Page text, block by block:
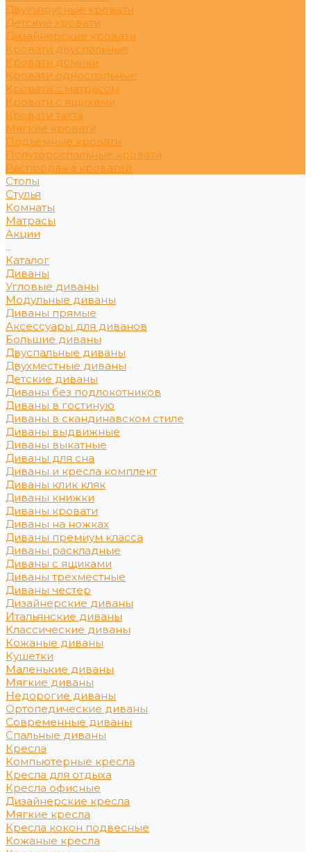
Двухъярусные кровати
Детские кровати
Дизайнерские кровати
Кровати двуспальные
Кровати домики
Кровати односпальные
Кровати с матрасом
Кровати с ящиками
Кровати тахта
Мягкие кровати
Подъемные кровати
Полутороспальные кровати
Распродажа кроватей
Столы
Стулья
Комнаты
Матрасы
Акции
...
Каталог
Диваны
Угловые диваны
Модульные диваны
Диваны прямые
Аксессуары для диванов
Большие диваны
Двуспальные диваны
Двухместные диваны
Детские диваны
Диваны без подлокотников
Диваны в гостиную
Диваны в скандинавском стиле
Диваны выдвижные
Диваны выкатные
Диваны для сна
Диваны и кресла комплект
Диваны клик кляк
Диваны книжки
Диваны кровати
Диваны на ножках
Диваны премиум класса
Диваны раскладные
Диваны с ящиками
Диваны трехместные
Диваны честер
Дизайнерские диваны
Итальянские диваны
Классические диваны
Кожаные диваны
Кушетки
Маленькие диваны
Мягкие диваны
Недорогие диваны
Ортопедические диваны
Современные диваны
Спальные диваны
Кресла
Компьютерные кресла
Кресла для отдыха
Кресла офисные
Дизайнерские кресла
Мягкие кресла
Кресла кокон подвесные
Кожаные кресла